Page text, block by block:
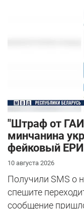
"Штраф от
минчанина
фейковый
10 августа 2026
Получили SMS о
спешите
сообщение